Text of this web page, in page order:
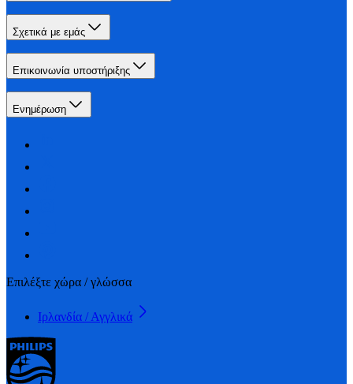
Σχετικά με εμάς
Επικοινωνία υποστήριξης
Ενημέρωση
Επιλέξτε χώρα / γλώσσα
Ιρλανδία / Αγγλικά